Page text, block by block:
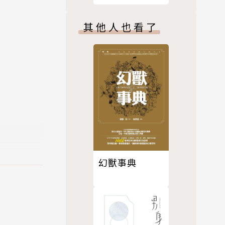
代表
其他人也看了
幻獸事典